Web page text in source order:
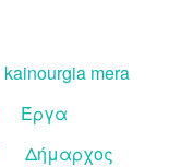
kainourgia mera
Έργα
Δήμαρχος